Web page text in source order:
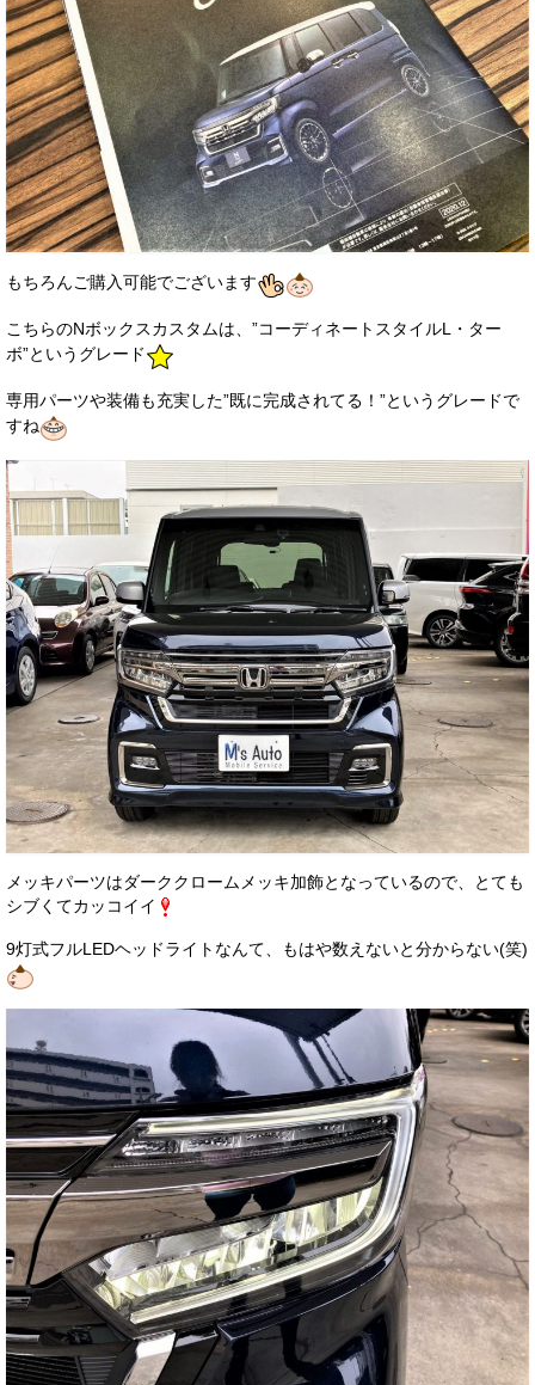
もちろんご購入可能でございます
こちらのNボックスカスタムは、”コーディネートスタイルL・ター
ボ”というグレード
専用パーツや装備も充実した”既に完成されてる！”というグレードで
すね
メッキパーツはダーククロームメッキ加飾となっているので、とても
シブくてカッコイイ
9灯式フルLEDヘッドライトなんて、もはや数えないと分からない(笑)